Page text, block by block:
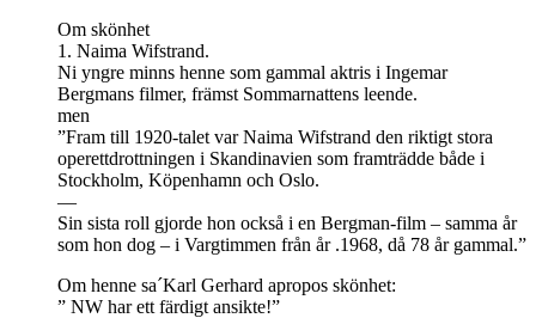
Om skönhet
1. Naima Wifstrand.
Ni yngre minns henne som gammal aktris i Ingemar
Bergmans filmer, främst Sommarnattens leende.
men
”Fram till 1920-talet var Naima Wifstrand den riktigt stora
operettdrottningen i Skandinavien som framträdde både i
Stockholm, Köpenhamn och Oslo.
—
Sin sista roll gjorde hon också i en Bergman-film – samma år
som hon dog – i Vargtimmen från år .1968, då 78 år gammal.”
Om henne sa´Karl Gerhard apropos skönhet:
” NW har ett färdigt ansikte!”